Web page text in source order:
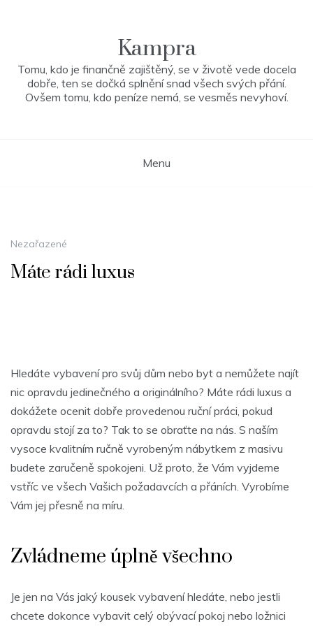
Kampra
Tomu, kdo je finančně zajištěný, se v životě vede docela
dobře, ten se dočká splnění snad všech svých přání.
Ovšem tomu, kdo peníze nemá, se vesměs nevyhoví.
Menu
Nezařazené
Máte rádi luxus
Hledáte vybavení pro svůj dům nebo byt a nemůžete najít
nic opravdu jedinečného a originálního? Máte rádi luxus a
dokážete ocenit dobře provedenou ruční práci, pokud
opravdu stojí za to? Tak to se obraťte na nás. S naším
vysoce kvalitním ručně vyrobeným nábytkem z masivu
budete zaručeně spokojeni. Už proto, že Vám vyjdeme
vstříc ve všech Vašich požadavcích a přáních. Vyrobíme
Vám jej přesně na míru.
Zvládneme úplně všechno
Je jen na Vás jaký kousek vybavení hledáte, nebo jestli
chcete dokonce vybavit celý obývací pokoj nebo ložnici